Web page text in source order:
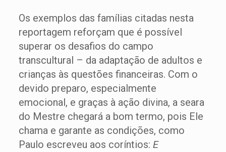
Os exemplos das famílias citadas nesta
reportagem reforçam que é possível
superar os desafios do campo
transcultural – da adaptação de adultos e
crianças às questões financeiras. Com o
devido preparo, especialmente
emocional, e graças à ação divina, a seara
do Mestre chegará a bom termo, pois Ele
chama e garante as condições, como
Paulo escreveu aos coríntios: E